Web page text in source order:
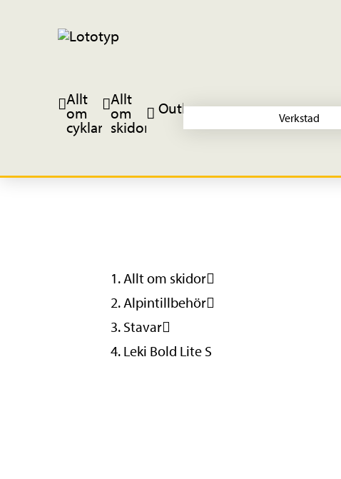
Allt
om
cyklar
Allt
om
skidor
Outlet
Verkstad
Allt om skidor
Alpintillbehör
Stavar
Leki Bold Lite S